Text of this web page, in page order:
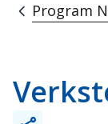
Program